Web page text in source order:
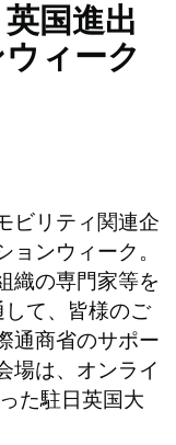
国進出
ィーク
ビリティ関連企
ンウィーク。
織の専門家等を
て、皆様のご
通商省のサポー
場は、オンライ
た駐日英国大